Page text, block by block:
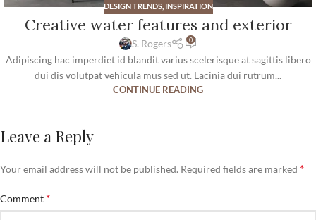
DESIGN TRENDS, INSPIRATION
Creative water features and exterior
S. Rogers 0
Adipiscing hac imperdiet id blandit varius scelerisque at sagittis libero
dui dis volutpat vehicula mus sed ut. Lacinia dui rutrum...
CONTINUE READING
Leave a Reply
Your email address will not be published. Required fields are marked *
Comment *